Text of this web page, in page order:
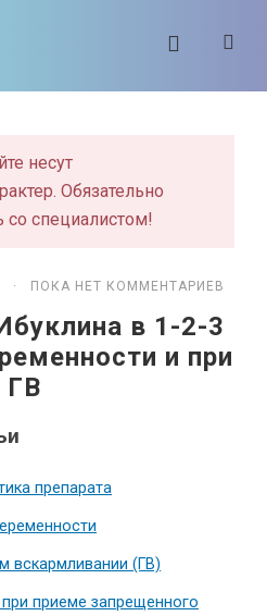
несут
Обязательно
со специалистом!
· ПОКА НЕТ КОММЕНТАРИЕВ
в 1-2-3
и при
ГВ
препарата
вскармливании (ГВ)
приеме запрещенного